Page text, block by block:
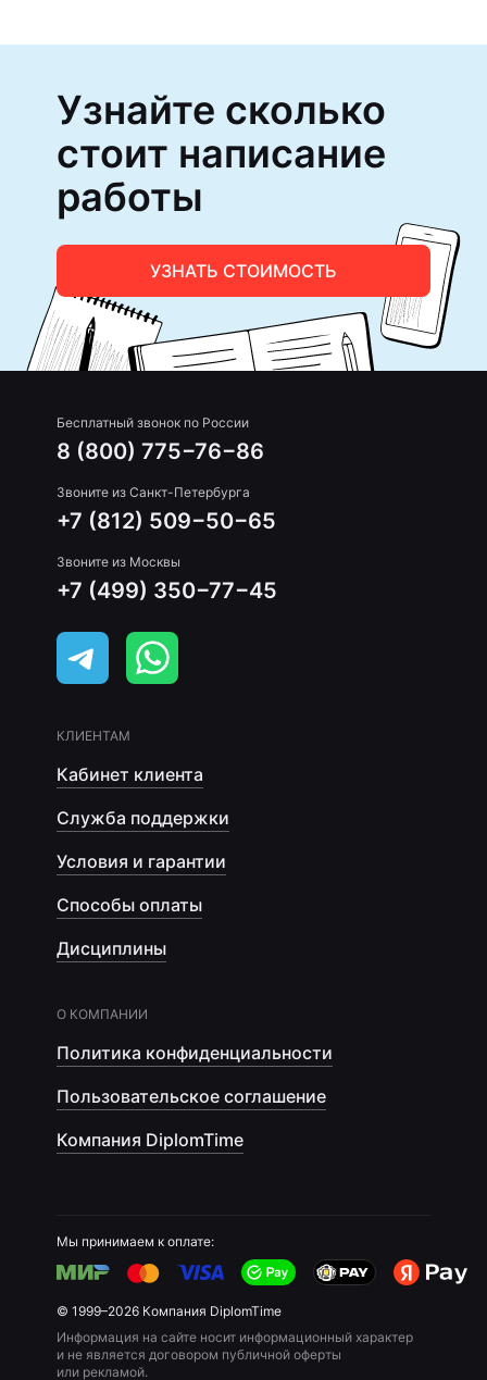
Узнайте сколько
стоит написание
работы
УЗНАТЬ СТОИМОСТЬ
Бесплатный звонок по России
8 (800) 775−76−86
Звоните из Санкт-Петербурга
+7 (812) 509−50−65
Звоните из Москвы
+7 (499) 350−77−45
КЛИЕНТАМ
Кабинет клиента
Служба поддержки
Условия и гарантии
Способы оплаты
Дисциплины
О КОМПАНИИ
Политика конфиденциальности
Пользовательское соглашение
Компания DiplomTime
Мы принимаем к оплате:
© 1999–2026 Компания DiplomTime
Информация на сайте носит информационный характер
и не является договором публичной оферты
или рекламой.